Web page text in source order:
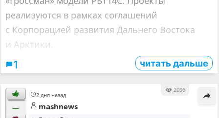
реализуются в рамках соглашений
с Корпорацией развития Дальнего Востока
и Арктики.
1 читать дальше
2 дня назад
2096
— mashnews